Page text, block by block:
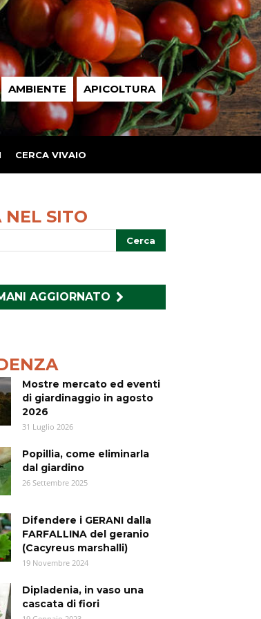
AMBIENTE APICOLTURA
CERCA VIVAIO
NEL SITO
AGGIORNATO
Mostre mercato ed eventi
di giardinaggio in agosto
2026
31 Luglio 2026
Popillia, come eliminarla
dal giardino
26 Settembre 2025
Difendere i GERANI dalla
FARFALLINA del geranio
(Cacyreus marshalli)
19 Novembre 2024
Dipladenia, in vaso una
cascata di fiori